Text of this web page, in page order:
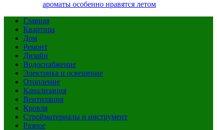
ароматы особенно нравятся летом
Главная
Квартира
Дом
Ремонт
Дизайн
Водоснабжение
Электрика и освещение
Отопление
Канализация
Вентиляция
Кровля
Стройматериалы и инструмент
Разное